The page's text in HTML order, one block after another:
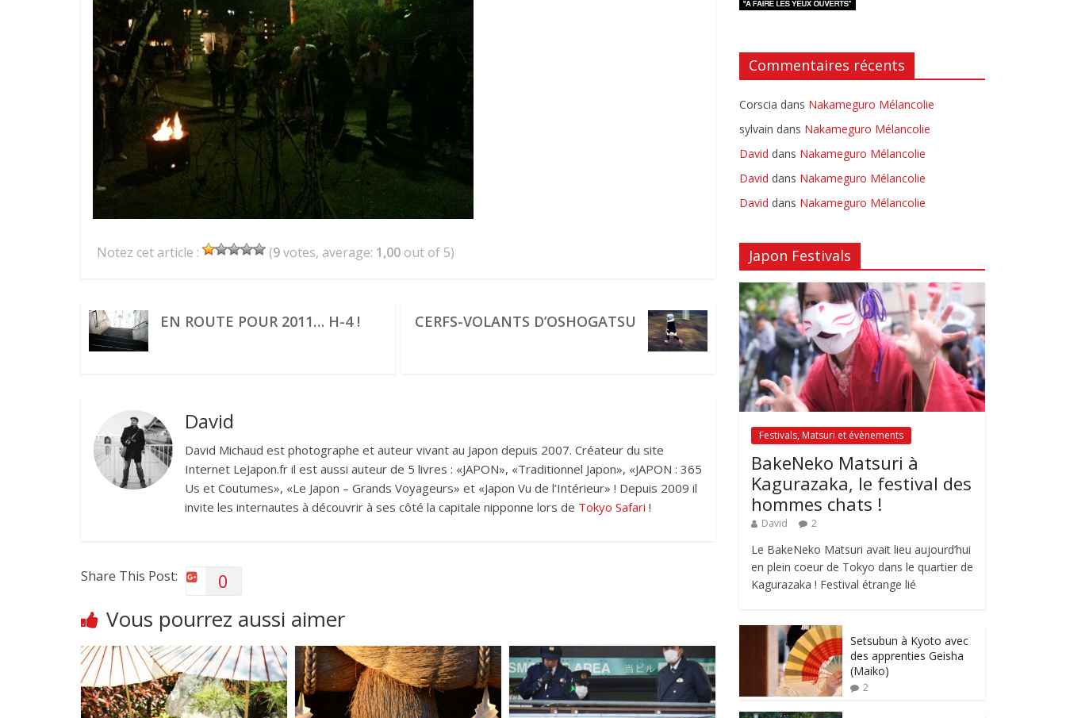
Notez cet article : (9votes, average: 1,00 out of 5)
EN ROUTE POUR 2011… H-4 ! CERFS-VOLANTS D’OSHOGATSU
David
David Michaud est photographe et auteur vivant au Japon depuis 2007. Créateur du site
Internet LeJapon.fr il est aussi auteur de 5 livres : «JAPON», «Traditionnel Japon», «JAPON : 365
Us et Coutumes», «Le Japon – Grands Voyageurs» et «Japon Vu de l’Intérieur» ! Depuis 2009 il
invite les internautes à découvrir à ses côté la capitale nipponne lors de Tokyo Safari !
Share This Post: 0
Vous pourrez aussi aimer
Commentaires récents
Corscia dans Nakameguro Mélancolie
sylvain dans Nakameguro Mélancolie
David dans Nakameguro Mélancolie
David dans Nakameguro Mélancolie
David dans Nakameguro Mélancolie
Japon Festivals
Festivals, Matsuri et évènements
BakeNeko Matsuri à
Kagurazaka, le festival des
hommes chats !
David 2
Le BakeNeko Matsuri avait lieu aujourd’hui
en plein coeur de Tokyo dans le quartier de
Kagurazaka ! Festival étrange lié
Setsubun à Kyoto avec
des apprenties Geisha
(Maiko)
2